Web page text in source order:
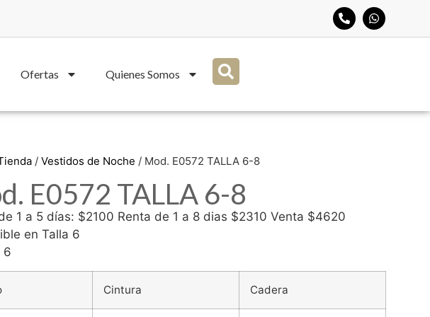
Ofertas Quienes Somos
/ Vestidos de Noche / Mod. E0572 TALLA 6-8
E0572 TALLA 6-8
1 a 5 días: $2100 Renta de 1 a 8 dias $2310 Venta $4620
en Talla 6
6
Cintura Cadera